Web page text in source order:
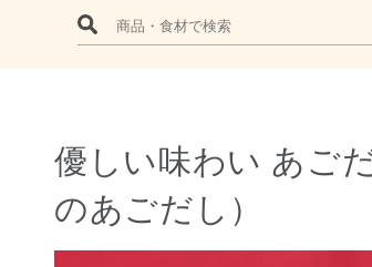
優しい味わい あご
のあごだし）